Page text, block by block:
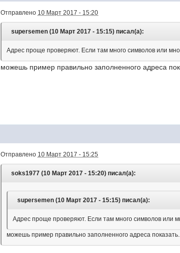
Отправлено 10 Март 2017 - 15:20
supersemen (10 Март 2017 - 15:15) писал(а):
Адрес проще проверяют. Если там много символов или
можешь пример правильно заполненного адреса
Отправлено 10 Март 2017 - 15:25
soks1977 (10 Март 2017 - 15:20) писал(а):
supersemen (10 Март 2017 - 15:15) писал(а):
Адрес проще проверяют. Если там много символов или
можешь пример правильно заполненного адреса